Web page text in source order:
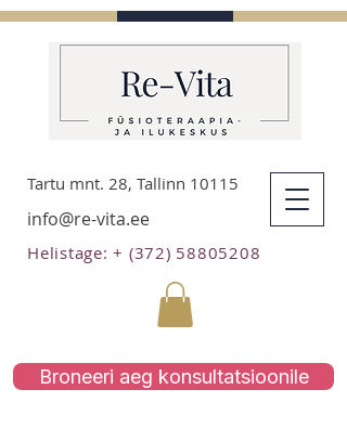
Tartu mnt. 28, Tallinn 10115
info@re-vita.ee
Helistage: + (372) 58805208
Broneeri aeg konsultatsioonile